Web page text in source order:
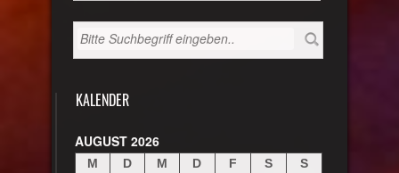
KALENDER
AUGUST 2026
M D M D F S
S